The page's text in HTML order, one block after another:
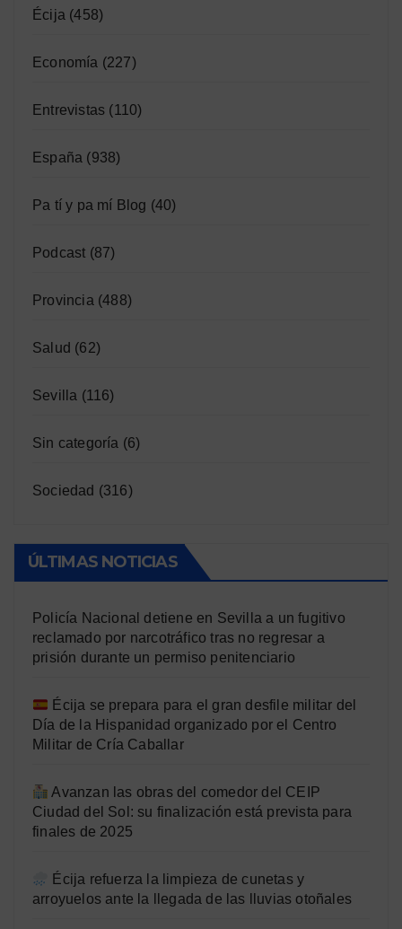
Écija (458)
Economía (227)
Entrevistas (110)
España (938)
Pa tí y pa mí Blog (40)
Podcast (87)
Provincia (488)
Salud (62)
Sevilla (116)
Sin categoría (6)
Sociedad (316)
ÚLTIMAS NOTICIAS
Policía Nacional detiene en Sevilla a un fugitivo
reclamado por narcotráfico tras no regresar a
prisión durante un permiso penitenciario
Écija se prepara para el gran desfile militar del
Día de la Hispanidad organizado por el Centro
Militar de Cría Caballar
Avanzan las obras del comedor del CEIP
Ciudad del Sol: su finalización está prevista para
finales de 2025
Écija refuerza la limpieza de cunetas y
arroyuelos ante la llegada de las lluvias otoñales